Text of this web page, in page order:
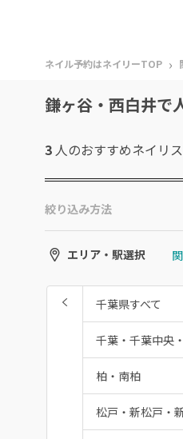
ネイル予約はネイリーTOP ›
鎌ヶ谷・西白井で
3 人のおすすめネイリ
絞り込み方法
エリア・駅選択
千葉県すべて
千葉・千葉中央
柏・南柏
松戸・新松戸・